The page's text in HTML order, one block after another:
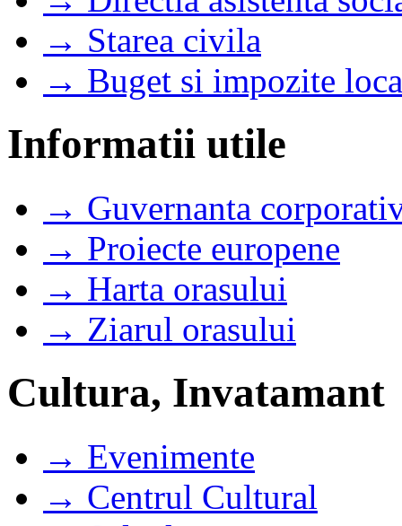
→ Starea civila
→ Buget si impozite
Informatii utile
→ Guvernanta
→ Proiecte europene
→ Harta orasului
→ Ziarul orasului
Cultura, Invatamant
→ Evenimente
→ Centrul Cultural